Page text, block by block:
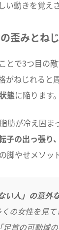
動きを覚え
歪みとねじ
とで3つ目の
がねじれると
態に陥ります。
肪が冷え固
子の出っ張り
やせメソッ
い人」の意外
の女性を見
首の可動域